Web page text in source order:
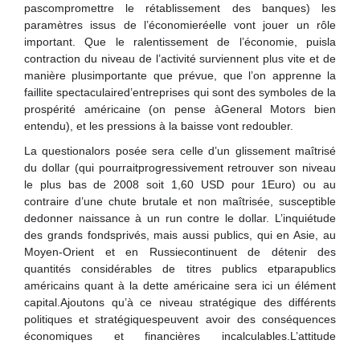
pascompromettre le rétablissement des banques) les
paramètres issus de l’économieréelle vont jouer un rôle
important. Que le ralentissement de l’économie, puisla
contraction du niveau de l’activité surviennent plus vite et de
manière plusimportante que prévue, que l’on apprenne la
faillite spectaculaired’entreprises qui sont des symboles de la
prospérité américaine (on pense àGeneral Motors bien
entendu), et les pressions à la baisse vont redoubler.
La questionalors posée sera celle d’un glissement maîtrisé
du dollar (qui pourraitprogressivement retrouver son niveau
le plus bas de 2008 soit 1,60 USD pour 1Euro) ou au
contraire d’une chute brutale et non maîtrisée, susceptible
dedonner naissance à un run contre le dollar. L’inquiétude
des grands fondsprivés, mais aussi publics, qui en Asie, au
Moyen-Orient et en Russiecontinuent de détenir des
quantités considérables de titres publics etparapublics
américains quant à la dette américaine sera ici un élément
capital.Ajoutons qu’à ce niveau stratégique des différents
politiques et stratégiquespeuvent avoir des conséquences
économiques et financières incalculables.L’attitude